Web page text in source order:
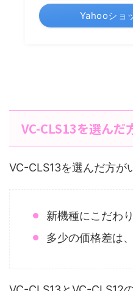
Yahooショ
VC-CLS13を選んだ
VC-CLS13を選んだ方が
新機種にこだわ
多少の価格差は